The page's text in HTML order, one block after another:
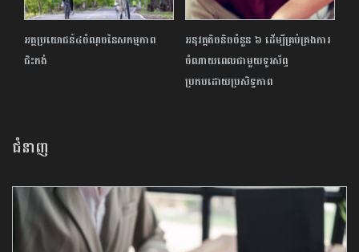
អត្ថប្រយោជន៍​៤ចំណុច​នៃ​សកម្មភាព​
ជិះកង់
អនុវត្តតិចនិចចំនួន ៦ ដើម្បីគ្រប់គ្រងការ
ចំណាយពេលជាមួយទូរស័ព្ទ
ប្រកបដោយប្រសិទ្ធភាព
ជំនាញ